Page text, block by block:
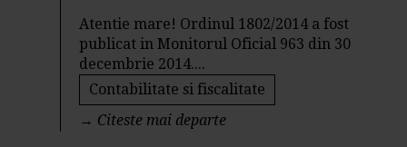
Atentie mare! Ordinul 1802/2014 a fost
publicat in Monitorul Oficial 963 din 30
decembrie 2014....
Contabilitate si fiscalitate
→ Citeste mai departe